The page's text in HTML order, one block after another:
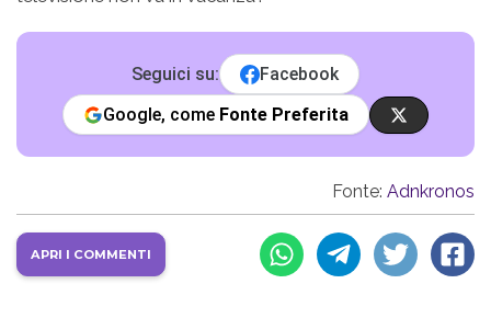
Seguici su:
Facebook
Google, come Fonte Preferita
Fonte: Adnkronos
APRI I COMMENTI